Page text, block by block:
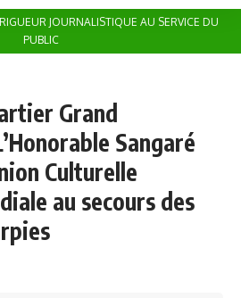
JOURNALISTIQUE AU SERVICE DU
PUBLIC
Grand
Sangaré
Culturelle
au secours des